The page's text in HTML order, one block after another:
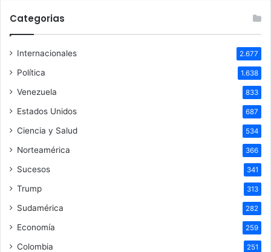
Categorias
Internacionales 2.677
Política 1.638
Venezuela 833
Estados Unidos 687
Ciencia y Salud 534
Norteamérica 366
Sucesos 341
Trump 313
Sudamérica 282
Economía 259
Colombia 251